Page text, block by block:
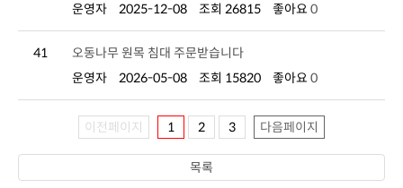
운영자
2025-12-08 조회 26815 좋아요 0
41
오동나무 원목 침대 주문받습니다
운영자
2026-05-08 조회 15820 좋아요 0
이전페이지 1 2 3 다음페이지
목록